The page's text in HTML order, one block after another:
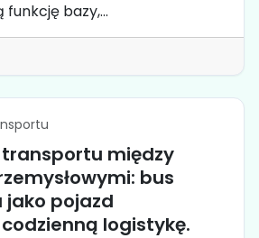
funkcję bazy,...
między
bus
pojazd
logistykę.